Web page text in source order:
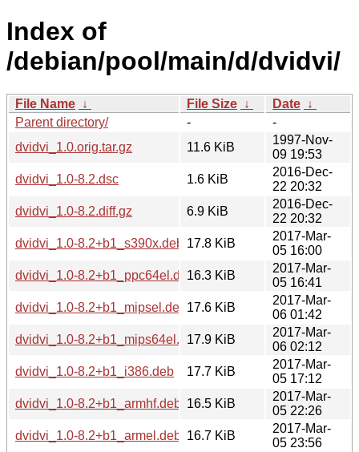
Index of
/debian/pool/main/d/dvidvi/
File Name ↓ File Size ↓ Date ↓
Parent directory/
-
-
dvidvi_1.0.orig.tar.gz
11.6 KiB
1997-Nov-
09 19:53
dvidvi_1.0-8.2.dsc
1.6 KiB
2016-Dec-
22 20:32
dvidvi_1.0-8.2.diff.gz
6.9 KiB
2016-Dec-
22 20:32
dvidvi_1.0-8.2+b1_s390x.deb
17.8 KiB
2017-Mar-
05 16:00
dvidvi_1.0-8.2+b1_ppc64el.deb16.3 KiB
2017-Mar-
05 16:41
dvidvi_1.0-8.2+b1_mipsel.deb 17.6 KiB
2017-Mar-
06 01:42
dvidvi_1.0-8.2+b1_mips64el.deb17.9 KiB
2017-Mar-
06 02:12
dvidvi_1.0-8.2+b1_i386.deb
17.7 KiB
2017-Mar-
05 17:12
dvidvi_1.0-8.2+b1_armhf.deb
16.5 KiB
2017-Mar-
05 22:26
dvidvi_1.0-8.2+b1_armel.deb
16.7 KiB
2017-Mar-
05 23:56